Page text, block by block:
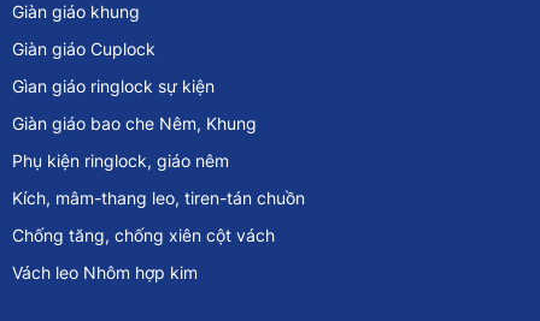
Giàn giáo khung
Giàn giáo Cuplock
Gìan giáo ringlock sự kiện
Giàn giáo bao che Nêm, Khung
Phụ kiện ringlock, giáo nêm
Kích, mâm-thang leo, tiren-tán chuồn
Chống tăng, chống xiên cột vách
Vách leo Nhôm hợp kim